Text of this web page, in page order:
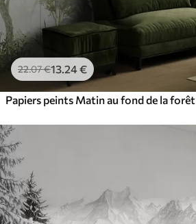
22.07€13.24€
Papiers peints Matin au fond de la forêt